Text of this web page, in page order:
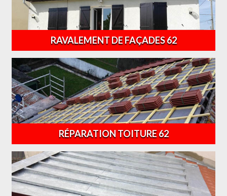
RAVALEMENT DE FAÇADES 62
RÉPARATION TOITURE 62